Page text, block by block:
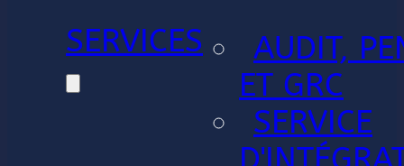
SERVICES
AUDIT,
ET GRC
SERVICE